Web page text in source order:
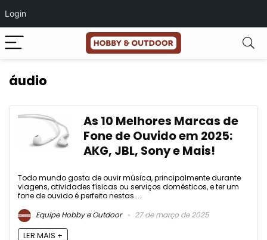
Login
áudio
As 10 Melhores Marcas de
Fone de Ouvido em 2025:
AKG, JBL, Sony e Mais!
Todo mundo gosta de ouvir música, principalmente durante
viagens, atividades físicas ou serviços domésticos, e ter um
fone de ouvido é perfeito nestas ...
Equipe Hobby e Outdoor
27 de março de 2025
LER MAIS +